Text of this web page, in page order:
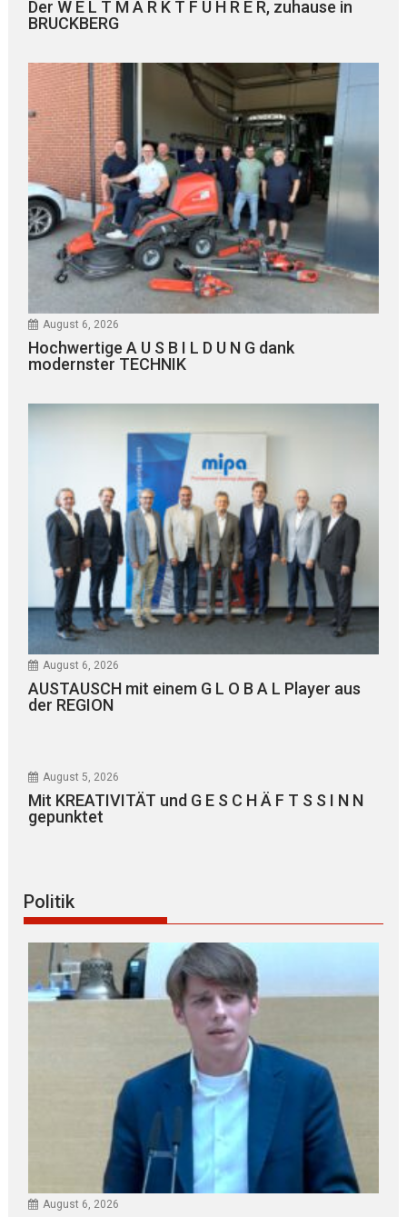
Der W E L T M A R K T F Ü H R E R, zuhause in
BRUCKBERG
August 6, 2026
Hochwertige A U S B I L D U N G dank
modernster TECHNIK
August 6, 2026
AUSTAUSCH mit einem G L O B A L Player aus
der REGION
August 5, 2026
Mit KREATIVITÄT und G E S C H Ä F T S S I N N
gepunktet
Politik
August 6, 2026